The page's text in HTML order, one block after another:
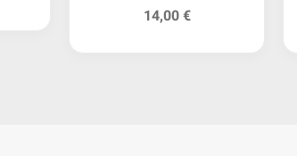
14,00 €